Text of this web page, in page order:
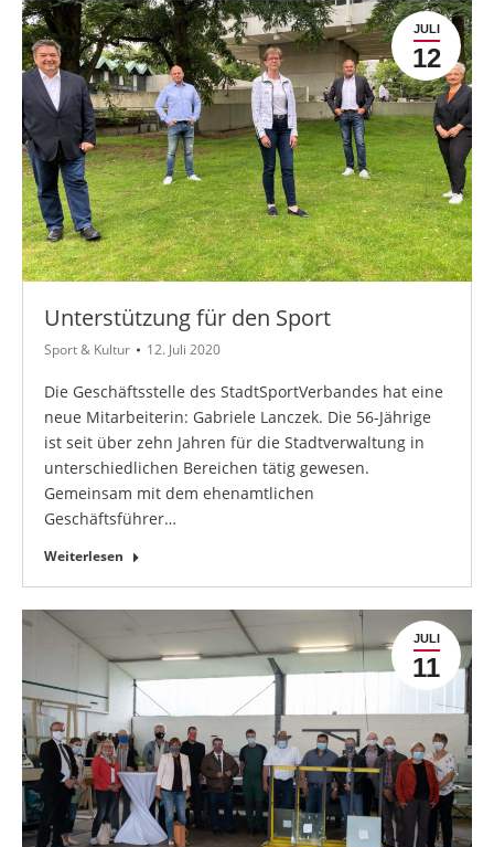
JULI
12
Unterstützung für den Sport
Sport & Kultur 12. Juli 2020
Die Geschäftsstelle des StadtSportVerbandes hat eine
neue Mitarbeiterin: Gabriele Lanczek. Die 56-Jährige
ist seit über zehn Jahren für die Stadtverwaltung in
unterschiedlichen Bereichen tätig gewesen.
Gemeinsam mit dem ehenamtlichen
Geschäftsführer…
Weiterlesen
JULI
11